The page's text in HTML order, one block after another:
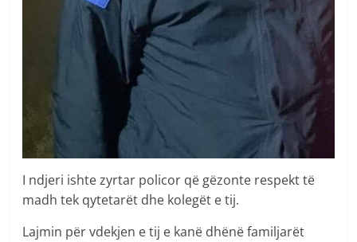
I ndjeri ishte zyrtar policor që gëzonte respekt të
madh tek qytetarët dhe kolegët e tij.
Lajmin për vdekjen e tij e kanë dhënë familjarët